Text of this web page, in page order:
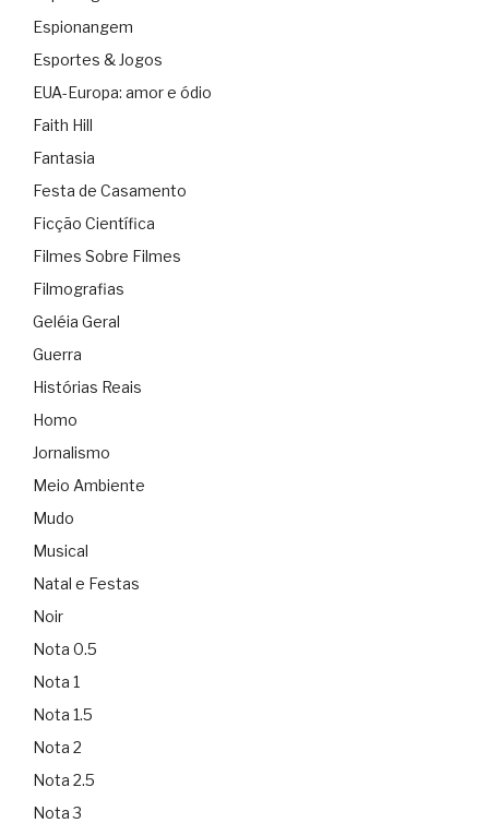
Espionangem
Esportes & Jogos
EUA-Europa: amor e ódio
Faith Hill
Fantasia
Festa de Casamento
Ficção Científica
Filmes Sobre Filmes
Filmografias
Geléia Geral
Guerra
Histórias Reais
Homo
Jornalismo
Meio Ambiente
Mudo
Musical
Natal e Festas
Noir
Nota 0.5
Nota 1
Nota 1.5
Nota 2
Nota 2.5
Nota 3